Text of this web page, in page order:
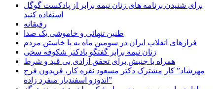
برای شنیدن برنامه های زنان نیمه برابر از پادکست گوگل
استفاده کنید
رفیقانه
طنین تنهائی و خاموشی یک صدا
فرازهای انقلاب ایران در سومین ماه به پا خاستن مردم
زنان نیمه برابر گفتگو بادکتر شکوفه سخی
همراه با جنبش برای تحقق آزادی بی قید و شرط
مهرشاد” کار مشترک دکتر مسعود نقره کار، فریدون فرح
اندوزو اسفندیار منفرد زاده”